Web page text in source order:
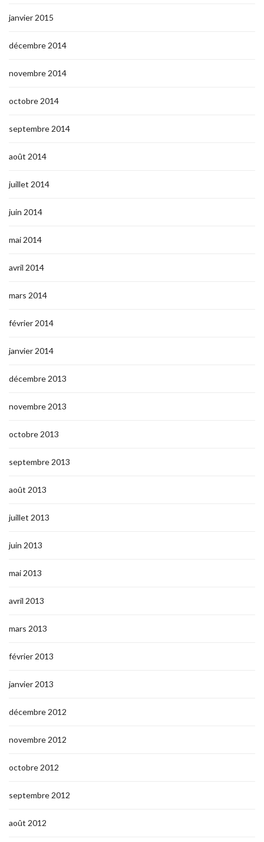
janvier 2015
décembre 2014
novembre 2014
octobre 2014
septembre 2014
août 2014
juillet 2014
juin 2014
mai 2014
avril 2014
mars 2014
février 2014
janvier 2014
décembre 2013
novembre 2013
octobre 2013
septembre 2013
août 2013
juillet 2013
juin 2013
mai 2013
avril 2013
mars 2013
février 2013
janvier 2013
décembre 2012
novembre 2012
octobre 2012
septembre 2012
août 2012